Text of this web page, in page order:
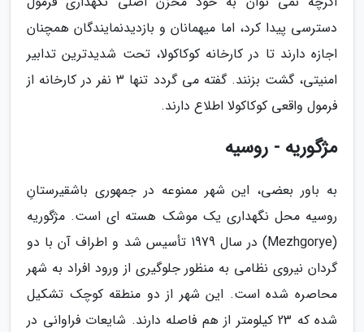
دسترسی پیدا کرد، اما میهمانان و بازدیدنمایندگان همچنان
اجازه دارند تا در کارخانه کوکاکولا، تحت شدیدترین تدابیر
امنیتی، گشت بزنند. گفته می گردد تنها 3 نفر در کارخانه از
فرمول واقعی کوکاکولا اطلاع دارند.
مژگوریه - روسیه
به باور بعضی، این شهر ممنوعه در جمهوری باشقیرستانِ
روسیه محل نگهداری یک موشک هسته ای است. مژگوریه
(Mezhgorye) در سال 1979 تأسیس شد و اطراف آن با دو
گردان نیروی نظامی به منظور جلوگیری از ورود افراد به شهر
محاصره شده است. این شهر از دو منطقه کوچک تشکیل
شده که 23 کیلومتر از هم فاصله دارند. شایعات فراوانی در